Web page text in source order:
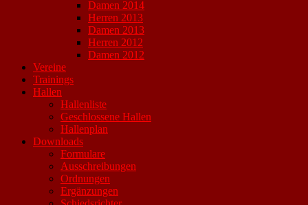
Damen 2014
Herren 2013
Damen 2013
Herren 2012
Damen 2012
Vereine
Trainings
Hallen
Hallenliste
Geschlossene Hallen
Hallenplan
Downloads
Formulare
Ausschreibungen
Ordnungen
Ergänzungen